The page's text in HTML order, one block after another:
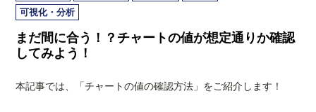
可視化・分析
まだ間に合う！？チャートの値が想定通りか確認
してみよう！
本記事では、「チャートの値の確認方法」をご紹介します！